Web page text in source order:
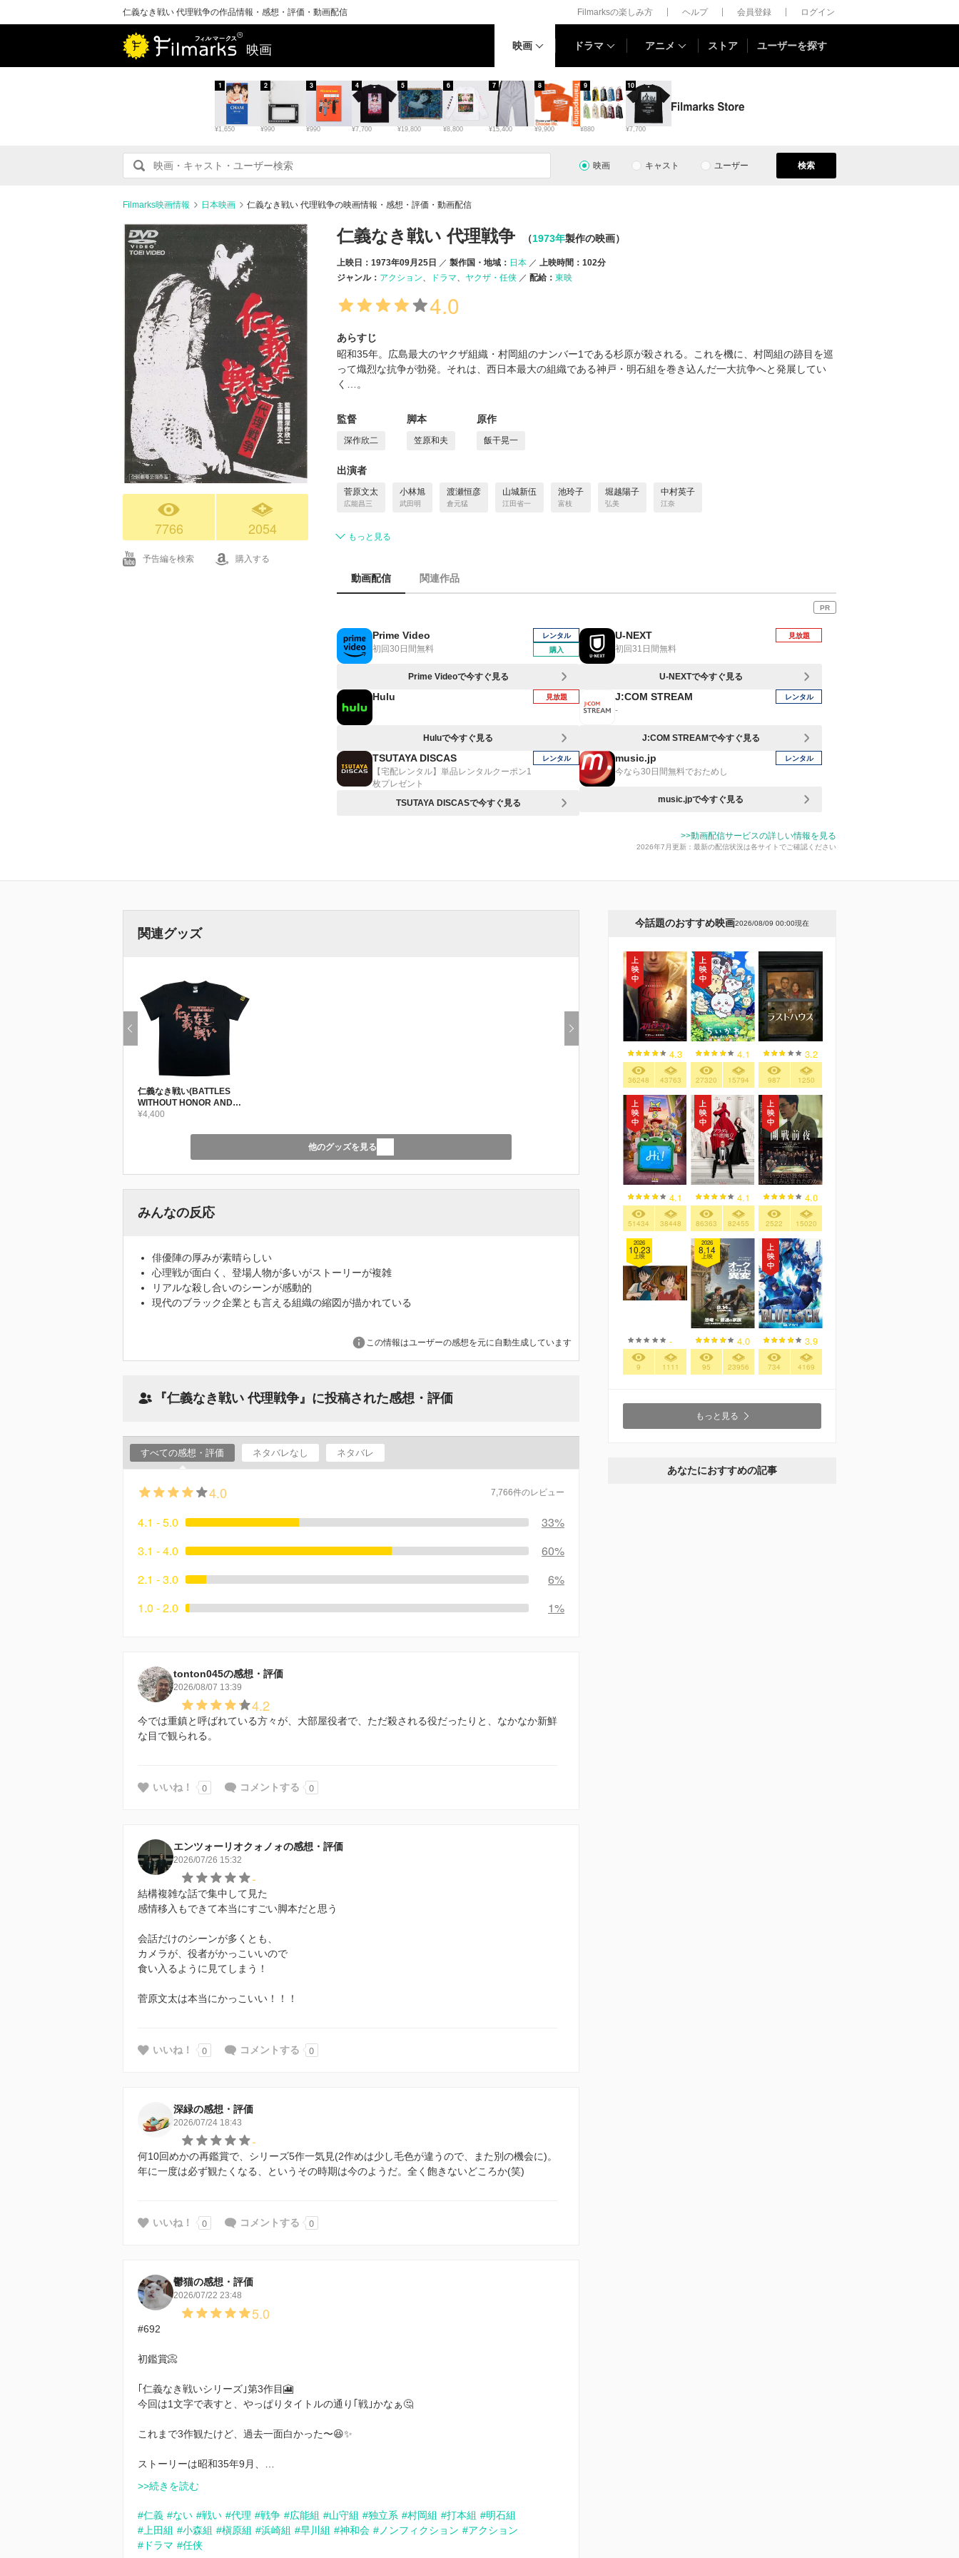
仁義なき戦い 代理戦争の作品情報・感想・評価・動画配信 Filmarksの楽しみ方 ヘルプ 会員登録 ログイン
映画 映画 ドラマ アニメ ストア ユーザーを探す
¥1,650
1
¥990
2
¥990
3
¥7,700
4
¥19,800
5
¥8,800
6
¥15,400
7
¥9,900
8
¥880
9
¥7,700
10
映画 キャスト ユーザー 検索
Filmarks映画情報 日本映画 仁義なき戦い 代理戦争の映画情報・感想・評価・動画配信
7766 2054
予告編を検索 購入する
仁義なき戦い 代理戦争 （1973年製作の映画）
上映日：1973年09月25日 製作国・地域： 日本
上映時間：102分
ジャンル： アクション ドラマ ヤクザ・任侠 配給： 東映
4.0
あらすじ
昭和35年。広島最大のヤクザ組織・村岡組のナンバー1である杉原が殺される。これを機に、村岡組の跡目を巡
って熾烈な抗争が勃発。それは、西日本最大の組織である神戸・明石組を巻き込んだ一大抗争へと発展してい
く…。
監督
深作欣二
脚本
笠原和夫
原作
飯干晃一
出演者
菅原文太
広能昌三
小林旭
武田明
渡瀬恒彦
倉元猛
山城新伍
江田省一
池玲子
富枝
堀越陽子
弘美
中村英子
江奈
もっと見る
動画配信 関連作品
PR
Prime Video
初回30日間無料
レンタル
購入
Prime Videoで今すぐ見る
U-NEXT
初回31日間無料
見放題
U-NEXTで今すぐ見る
Hulu 見放題
Huluで今すぐ見る
J:COM STREAM
-
レンタル
J:COM STREAMで今すぐ見る
TSUTAYA DISCAS
【宅配レンタル】単品レンタルクーポン1
枚プレゼント
レンタル
TSUTAYA DISCASで今すぐ見る
music.jp
今なら30日間無料でおためし
レンタル
music.jpで今すぐ見る
>>動画配信サービスの詳しい情報を見る
2026年7月更新：最新の配信状況は各サイトでご確認ください
関連グッズ
仁義なき戦い(BATTLES
WITHOUT HONOR AND
HUMANITY)-復刻版-
¥4,400
他のグッズを見る
みんなの反応
俳優陣の厚みが素晴らしい
心理戦が面白く、登場人物が多いがストーリーが複雑
リアルな殺し合いのシーンが感動的
現代のブラック企業とも言える組織の縮図が描かれている
この情報はユーザーの感想を元に自動生成しています
『仁義なき戦い 代理戦争』に投稿された感想・評価
すべての感想・評価 ネタバレなし ネタバレ
4.0 7,766件のレビュー
4.1 - 5.0
33%
3.1 - 4.0
60%
2.1 - 3.0
6%
1.0 - 2.0
1%
tonton045の感想・評価
2026/08/07 13:39
4.2
今では重鎮と呼ばれている方々が、大部屋役者で、ただ殺される役だったりと、なかなか新鮮
な目で観られる。
いいね！ 0 コメントする 0
エンツォーリオクォノォの感想・評価
2026/07/26 15:32
-
結構複雑な話で集中して見た
感情移入もできて本当にすごい脚本だと思う
会話だけのシーンが多くとも、
カメラが、役者がかっこいいので
食い入るように見てしまう！
菅原文太は本当にかっこいい！！！
いいね！ 0 コメントする 0
深緑の感想・評価
2026/07/24 18:43
-
何10回めかの再鑑賞で、シリーズ5作一気見(2作めは少し毛色が違うので、また別の機会に)。
年に一度は必ず観たくなる、というその時期は今のようだ。全く飽きないどころか(笑)
いいね！ 0 コメントする 0
鬱猫の感想・評価
2026/07/22 23:48
5.0
#692
初鑑賞📀
｢仁義なき戦いシリーズ｣第3作目🎦
今回は1文字で表すと、やっぱりタイトルの通り｢戦｣かなぁ🤔
これまで3作観たけど、過去一面白かった〜😆✨
ストーリーは昭和35年9月、…
>>続きを読む
#仁義 #ない #戦い #代理 #戦争 #広能組 #山守組 #独立系 #村岡組 #打本組 #明石組
#上田組 #小森組 #槇原組 #浜崎組 #早川組 #神和会 #ノンフィクション #アクション
#ドラマ #任侠
今話題のおすすめ映画2026/08/09 00:00現在
4.3
36248 43763
4.1
27320 15794
3.2
987 1250
4.1
51434 38448
4.1
86363 82455
4.0
2522 15020
2026
10.23
上映
-
9 1111
2026
8.14
上映
4.0
95 23956
3.9
734 4169
もっと見る
あなたにおすすめの記事